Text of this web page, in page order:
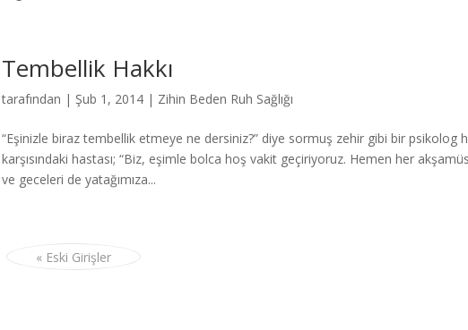
Tembellik Hakkı
tarafından | Şub 1, 2014| Zihin Beden Ruh Sağlığı
“Eşinizle biraz tembellik etmeye ne dersiniz?” diye sormuş zehir gibi bir psikolog
karşısındaki hastası; “Biz, eşimle bolca hoş vakit geçiriyoruz. Hemen her
ve geceleri de yatağımıza...
« Eski Girişler